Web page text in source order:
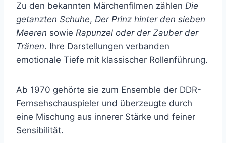
Zu den bekannten Märchenfilmen zählen Die
getanzten Schuhe, Der Prinz hinter den sieben
Meeren sowie Rapunzel oder der Zauber der
Tränen. Ihre Darstellungen verbanden
emotionale Tiefe mit klassischer Rollenführung.
Ab 1970 gehörte sie zum Ensemble der DDR-
Fernsehschauspieler und überzeugte durch
eine Mischung aus innerer Stärke und feiner
Sensibilität.